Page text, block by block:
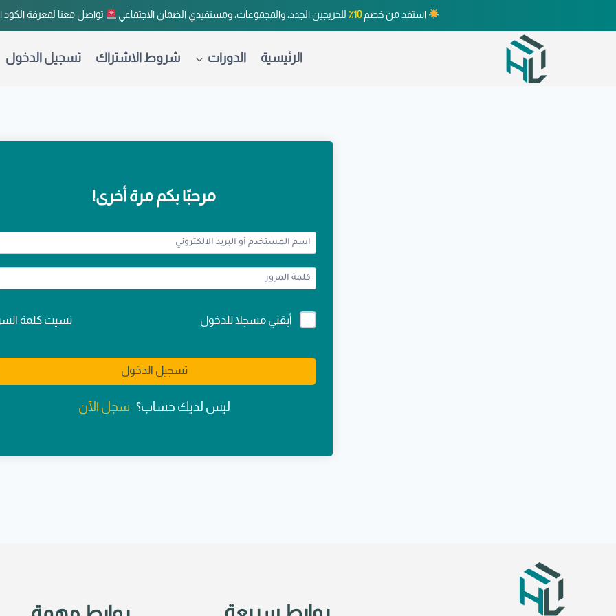
استفد من خصم10٪ للخريجين الجدد، والمجموعات، ومستفيدي الضمان الاجتماعي تواصل معنا لمعرفة
الرئيسية الدورات شروط الاشتراك تسجيل الدخول
مرحبًا بكم مرة أخرى!
Alternative:
أبقني مسجلا للدخول نسيت كلمة
تسجيل الدخول
ليس لديك حساب؟ سجل الآن